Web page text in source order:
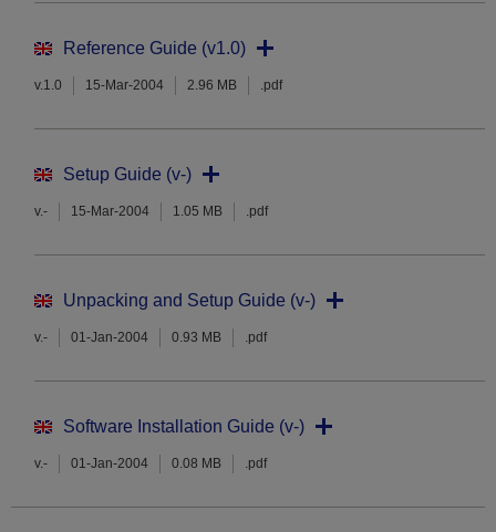
Reference Guide (v1.0)
v.1.0 15-Mar-2004 2.96 MB .pdf
Setup Guide (v-)
v.- 15-Mar-2004 1.05 MB .pdf
Unpacking and Setup Guide (v-)
v.- 01-Jan-2004 0.93 MB .pdf
Software Installation Guide (v-)
v.- 01-Jan-2004 0.08 MB .pdf